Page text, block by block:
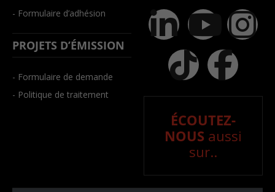
- Formulaire d’adhésion
PROJETS D’ÉMISSION
- Formulaire de demande
- Politique de traitement
ÉCOUTEZ-
NOUS aussi
sur..